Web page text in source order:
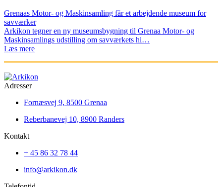
Grenaas Motor- og Maskinsamling får et arbejdende museum for
savværker
Arkikon tegner en ny museumsbygning til Grenaa Motor- og
Maskinsamlings udstilling om savværkets hi…
Læs mere
Adresser
Fornæsvej 9, 8500 Grenaa
Reberbanevej 10, 8900 Randers
Kontakt
+ 45 86 32 78 44
info@arkikon.dk